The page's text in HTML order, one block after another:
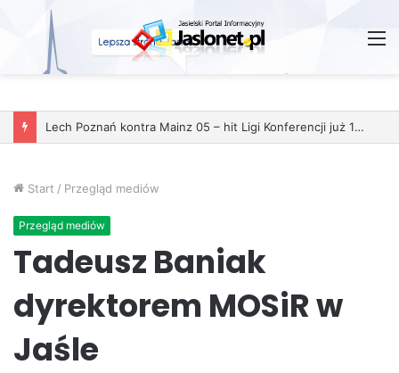
Lech Poznań kontra Mainz 05 – hit Ligi Konferencji już 11 grudnia
Start / Przegląd mediów
Przegląd mediów
Tadeusz Baniak
dyrektorem MOSiR w
Jaśle